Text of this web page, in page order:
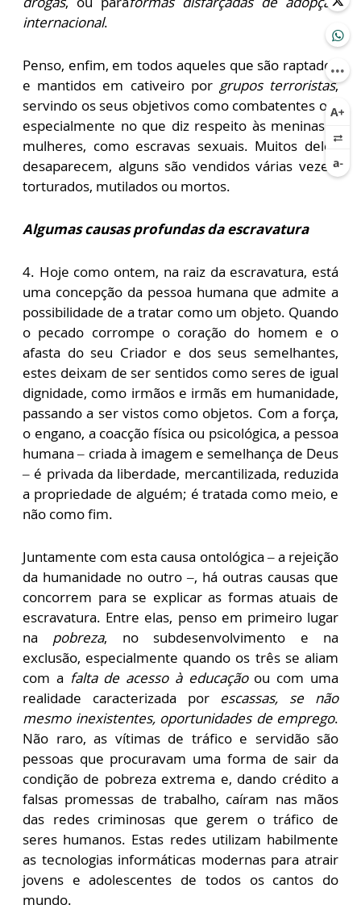
internacional.
Penso, enfim, em todos aqueles que são raptados
e mantidos em cativeiro por grupos terroristas,
servindo os seus objetivos como combatentes ou,
especialmente no que diz respeito às meninas e
mulheres, como escravas sexuais. Muitos deles
desaparecem, alguns são vendidos várias vezes,
torturados, mutilados ou mortos.
Algumas causas profundas da escravatura
4. Hoje como ontem, na raiz da escravatura, está
uma concepção da pessoa humana que admite a
possibilidade de a tratar como um objeto. Quando
o pecado corrompe o coração do homem e o
afasta do seu Criador e dos seus semelhantes,
estes deixam de ser sentidos como seres de igual
dignidade, como irmãos e irmãs em humanidade,
passando a ser vistos como objetos. Com a força,
o engano, a coacção física ou psicológica, a pessoa
humana – criada à imagem e semelhança de Deus
– é privada da liberdade, mercantilizada, reduzida
a propriedade de alguém; é tratada como meio, e
não como fim.
Juntamente com esta causa ontológica – a rejeição
da humanidade no outro –, há outras causas que
concorrem para se explicar as formas atuais de
escravatura. Entre elas, penso em primeiro lugar
na pobreza, no subdesenvolvimento e na
exclusão, especialmente quando os três se aliam
com a falta de acesso à educaçãoou com uma
realidade caracterizada por escassas, se não
mesmo inexistentes, oportunidades de emprego.
Não raro, as vítimas de tráfico e servidão são
pessoas que procuravam uma forma de sair da
condição de pobreza extrema e, dando crédito a
falsas promessas de trabalho, caíram nas mãos
das redes criminosas que gerem o tráfico de
seres humanos. Estas redes utilizam habilmente
as tecnologias informáticas modernas para atrair
jovens e adolescentes de todos os cantos do
mundo.